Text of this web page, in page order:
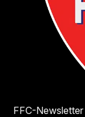
FFC-